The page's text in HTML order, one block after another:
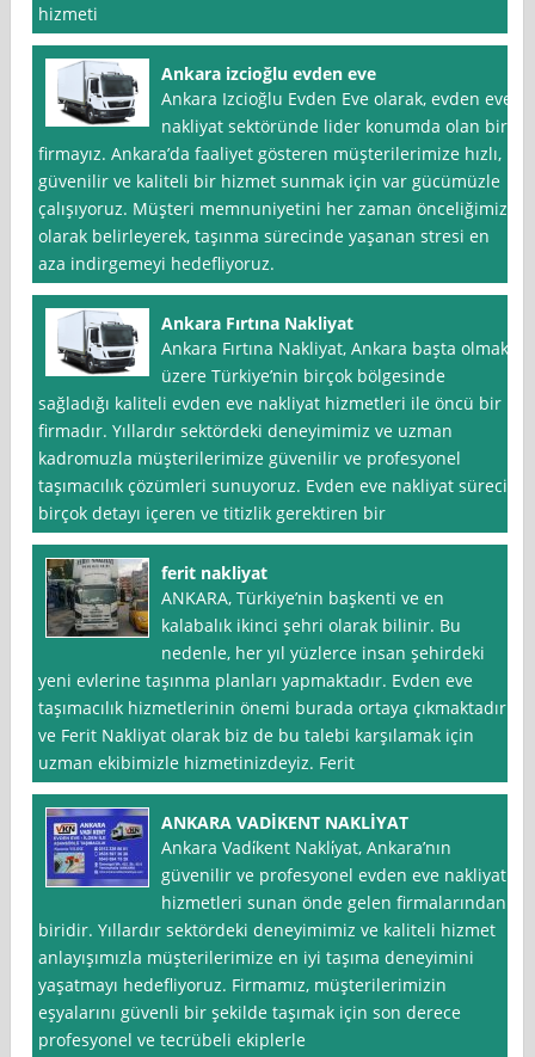
hizmeti
Ankara izcioğlu evden eve
Ankara Izcioğlu Evden Eve olarak, evden eve
nakliyat sektöründe lider konumda olan bir
firmayız. Ankara’da faaliyet gösteren müşterilerimize hızlı,
güvenilir ve kaliteli bir hizmet sunmak için var gücümüzle
çalışıyoruz. Müşteri memnuniyetini her zaman önceliğimiz
olarak belirleyerek, taşınma sürecinde yaşanan stresi en
aza indirgemeyi hedefliyoruz.
Ankara Fırtına Nakliyat
Ankara Fırtına Nakliyat, Ankara başta olmak
üzere Türkiye’nin birçok bölgesinde
sağladığı kaliteli evden eve nakliyat hizmetleri ile öncü bir
firmadır. Yıllardır sektördeki deneyimimiz ve uzman
kadromuzla müşterilerimize güvenilir ve profesyonel
taşımacılık çözümleri sunuyoruz. Evden eve nakliyat süreci
birçok detayı içeren ve titizlik gerektiren bir
ferit nakliyat
ANKARA, Türkiye’nin başkenti ve en
kalabalık ikinci şehri olarak bilinir. Bu
nedenle, her yıl yüzlerce insan şehirdeki
yeni evlerine taşınma planları yapmaktadır. Evden eve
taşımacılık hizmetlerinin önemi burada ortaya çıkmaktadır
ve Ferit Nakliyat olarak biz de bu talebi karşılamak için
uzman ekibimizle hizmetinizdeyiz. Ferit
ANKARA VADİKENT NAKLİYAT
Ankara Vadi̇kent Nakli̇yat, Ankara’nın
güvenilir ve profesyonel evden eve nakliyat
hizmetleri sunan önde gelen firmalarından
biridir. Yıllardır sektördeki deneyimimiz ve kaliteli hizmet
anlayışımızla müşterilerimize en iyi taşıma deneyimini
yaşatmayı hedefliyoruz. Firmamız, müşterilerimizin
eşyalarını güvenli bir şekilde taşımak için son derece
profesyonel ve tecrübeli ekiplerle